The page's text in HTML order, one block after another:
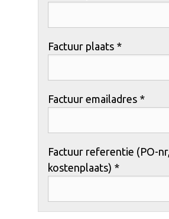
Factuur plaats *
Factuur emailadres *
Factuur referentie (PO-nr,
kostenplaats) *